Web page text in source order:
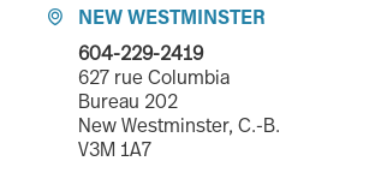

NEW WESTMINSTER
604-229-2419
627 rue Columbia
Bureau 202
New Westminster, C.-B.
V3M 1A7